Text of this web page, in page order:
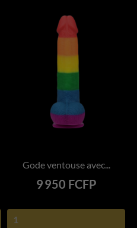
Gode ventouse avec...
Prix
9 950 FCFP